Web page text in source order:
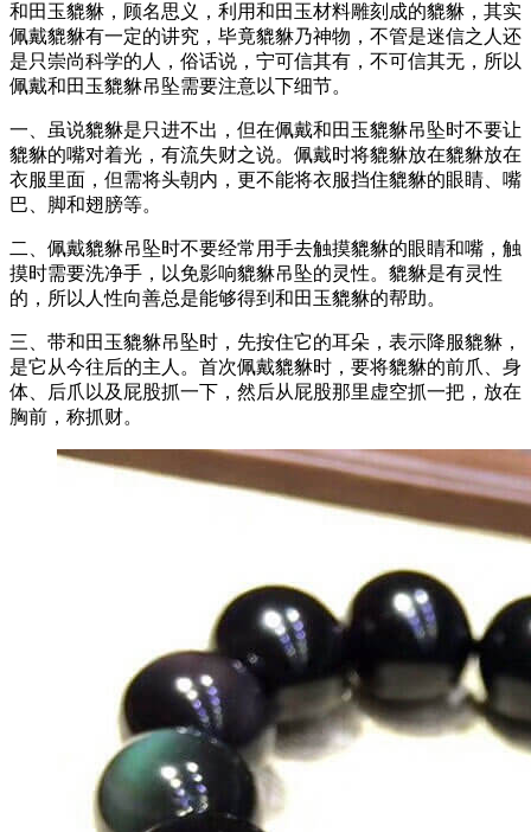
和田玉貔貅，顾名思义，利用和田玉材料雕刻成的貔貅，其实
佩戴貔貅有一定的讲究，毕竟貔貅乃神物，不管是迷信之人还
是只崇尚科学的人，俗话说，宁可信其有，不可信其无，所以
佩戴和田玉貔貅吊坠需要注意以下细节。
一、虽说貔貅是只进不出，但在佩戴和田玉貔貅吊坠时不要让
貔貅的嘴对着光，有流失财之说。佩戴时将貔貅放在貔貅放在
衣服里面，但需将头朝内，更不能将衣服挡住貔貅的眼睛、嘴
巴、脚和翅膀等。
二、佩戴貔貅吊坠时不要经常用手去触摸貔貅的眼睛和嘴，触
摸时需要洗净手，以免影响貔貅吊坠的灵性。貔貅是有灵性
的，所以人性向善总是能够得到和田玉貔貅的帮助。
三、带和田玉貔貅吊坠时，先按住它的耳朵，表示降服貔貅，
是它从今往后的主人。首次佩戴貔貅时，要将貔貅的前爪、身
体、后爪以及屁股抓一下，然后从屁股那里虚空抓一把，放在
胸前，称抓财。